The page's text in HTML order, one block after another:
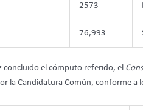
2573
76,993
concluido el cómputo referido, el
la Candidatura Común, conforme a